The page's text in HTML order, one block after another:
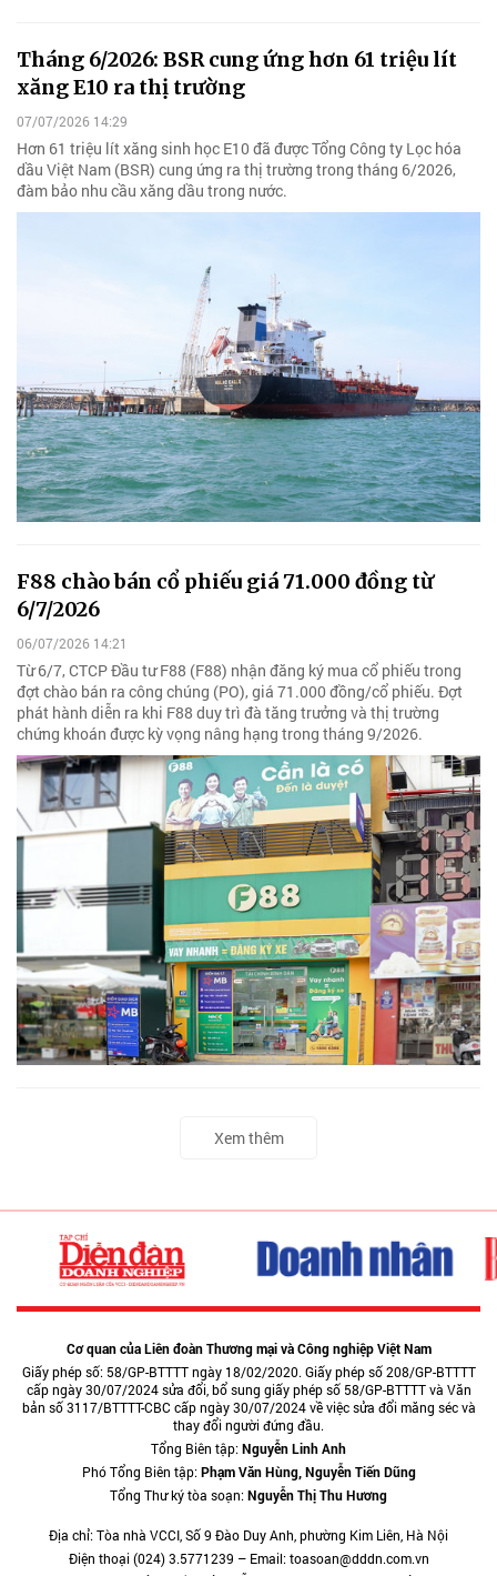
Tháng 6/2026: BSR cung ứng hơn 61 triệu lít
xăng E10 ra thị trường
07/07/2026 14:29
Hơn 61 triệu lít xăng sinh học E10 đã được Tổng Công ty Lọc hóa
dầu Việt Nam (BSR) cung ứng ra thị trường trong tháng 6/2026,
đàm bảo nhu cầu xăng dầu trong nước.
F88 chào bán cổ phiếu giá 71.000 đồng từ
6/7/2026
06/07/2026 14:21
Từ 6/7, CTCP Đầu tư F88 (F88) nhận đăng ký mua cổ phiếu trong
đợt chào bán ra công chúng (PO), giá 71.000 đồng/cổ phiếu. Đợt
phát hành diễn ra khi F88 duy trì đà tăng trưởng và thị trường
chứng khoán được kỳ vọng nâng hạng trong tháng 9/2026.
Xem thêm
Cơ quan của Liên đoàn Thương mại và Công nghiệp Việt Nam
Giấy phép số: 58/GP-BTTTT ngày 18/02/2020. Giấy phép số 208/GP-BTTTT
cấp ngày 30/07/2024 sửa đổi, bổ sung giấy phép số 58/GP-BTTTT và Văn
bản số 3117/BTTTT-CBC cấp ngày 30/07/2024 về việc sửa đổi măng séc và
thay đổi người đứng đầu.
Tổng Biên tập:Nguyễn Linh Anh
Phó Tổng Biên tập:Phạm Văn Hùng, Nguyễn Tiến Dũng
Tổng Thư ký tòa soạn:Nguyễn Thị Thu Hương
Địa chỉ: Tòa nhà VCCI, Số 9 Đào Duy Anh, phường Kim Liên, Hà Nội
Điện thoại (024) 3.5771239 – Email: toasoan@dddn.com.vn